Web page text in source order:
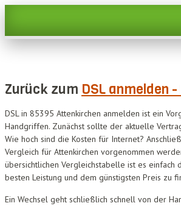
Zurück zum DSL anmelden
DSL in 85395 Attenkirchen anmelden ist ein
Handgriffen. Zunächst sollte der aktuelle
Wie hoch sind die Kosten für Internet?
Vergleich für Attenkirchen vorgenommen
übersichtlichen Vergleichstabelle ist es einfach
besten Leistung und dem günstigsten Preis zu
Ein Wechsel geht schließlich schnell von der